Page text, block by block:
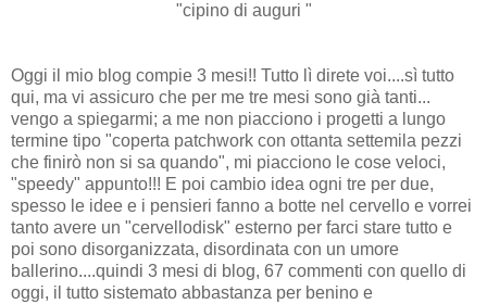
"cipino di auguri "
Oggi il mio blog compie 3 mesi!! Tutto lì direte voi....sì tutto
qui, ma vi assicuro che per me tre mesi sono già tanti...
vengo a spiegarmi; a me non piacciono i progetti a lungo
termine tipo "coperta patchwork con ottanta settemila pezzi
che finirò non si sa quando", mi piacciono le cose veloci,
"speedy" appunto!!! E poi cambio idea ogni tre per due,
spesso le idee e i pensieri fanno a botte nel cervello e vorrei
tanto avere un "cervellodisk" esterno per farci stare tutto e
poi sono disorganizzata, disordinata con un umore
ballerino....quindi 3 mesi di blog, 67 commenti con quello di
oggi, il tutto sistemato abbastanza per benino e